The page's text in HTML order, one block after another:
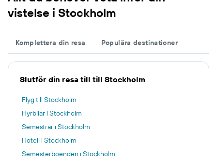
vistelse i Stockholm
Komplettera din resa Populära destinationer
Slutför din resa till till Stockholm
Flyg till Stockholm
Hyrbilar i Stockholm
Semestrar i Stockholm
Hotell i Stockholm
Semesterboenden i Stockholm